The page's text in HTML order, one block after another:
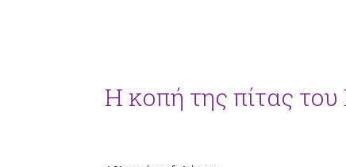
Η κοπή της πίτας του